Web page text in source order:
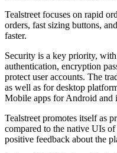
Tealstreet focuses on rapid
orders, fast sizing buttons,
faster.
Security is a key priority,
authentication, encryption
protect user accounts. The
as well as for desktop
Mobile apps for Android and
Tealstreet promotes itself as
compared to the native UIs
positive feedback about the